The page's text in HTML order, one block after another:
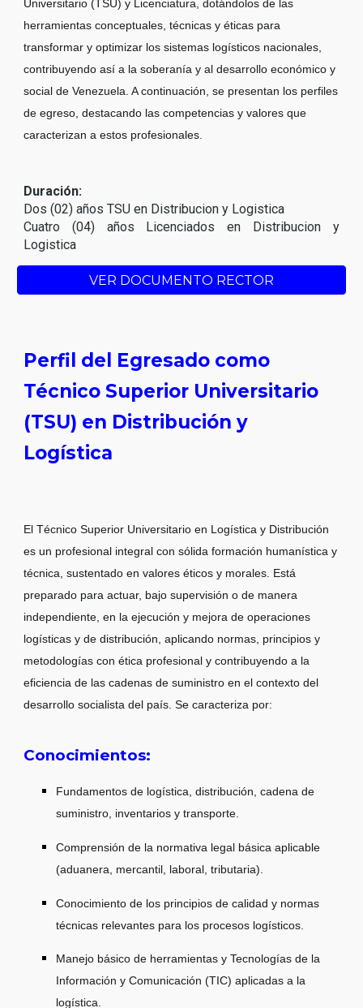
Universitario (TSU) y Licenciatura, dotándolos de las
herramientas conceptuales, técnicas y éticas para
transformar y optimizar los sistemas logísticos nacionales,
contribuyendo así a la soberanía y al desarrollo económico y
social de Venezuela. A continuación, se presentan los perfiles
de egreso, destacando las competencias y valores que
caracterizan a estos profesionales.
Duración:
Dos (02) años TSU en Distribucion y Logistica
Cuatro (04) años Licenciados en
Distribucion y
Logistica
VER DOCUMENTO RECTOR
Perfil del Egresado como
Técnico Superior Universitario
(TSU) en Distribución y
Logística
El Técnico Superior Universitario en Logística y Distribución
es un profesional integral con sólida formación humanística y
técnica, sustentado en valores éticos y morales. Está
preparado para actuar, bajo supervisión o de manera
independiente, en la ejecución y mejora de operaciones
logísticas y de distribución, aplicando normas, principios y
metodologías con ética profesional y contribuyendo a la
eficiencia de las cadenas de suministro en el contexto del
desarrollo socialista del país. Se caracteriza por:
Conocimientos:
Fundamentos de logística, distribución, cadena de
suministro, inventarios y transporte.
Comprensión de la normativa legal básica aplicable
(aduanera, mercantil, laboral, tributaria).
Conocimiento de los principios de calidad y normas
técnicas relevantes para los procesos logísticos.
Manejo básico de herramientas y Tecnologías de la
Información y Comunicación (TIC) aplicadas a la
logística.